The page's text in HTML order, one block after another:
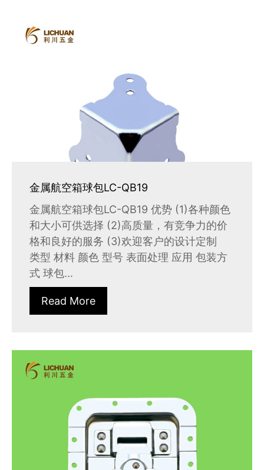
金属航空箱球包LC-QB19
金属航空箱球包LC-QB19 优势 (1)各种颜色
和大小可供选择 (2)高质量，有竞争力的价
格和良好的服务 (3)欢迎客户的设计定制
类型 材料 颜色 型号 表面处理 应用 包装方
式 球包...
Read More